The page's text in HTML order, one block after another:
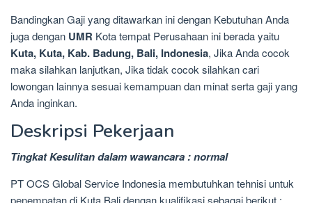
Bandingkan Gaji yang ditawarkan ini dengan Kebutuhan Anda
juga dengan UMR Kota tempat Perusahaan ini berada yaitu
Kuta, Kuta, Kab. Badung, Bali, Indonesia, Jika Anda cocok
maka silahkan lanjutkan, Jika tidak cocok silahkan cari
lowongan lainnya sesuai kemampuan dan minat serta gaji yang
Anda inginkan.
Deskripsi Pekerjaan
Tingkat Kesulitan dalam wawancara : normal
PT OCS Global Service Indonesia membutuhkan tehnisi untuk
penempatan di Kuta Bali dengan kualifikasi sebagai berikut :